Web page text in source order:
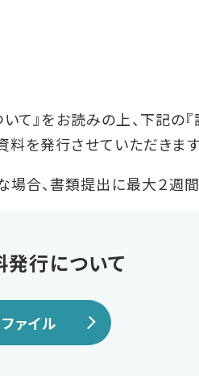
て』をお読みの上、下記
料を発行させていただきます
合、書類提出に最大２週
発行について
ァイル